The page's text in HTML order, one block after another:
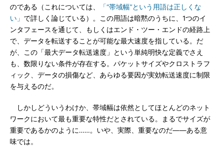
のである（これについては、
「“帯域幅”という用語は正しくな
い」 で詳しく論じている）。この用語は暗黙のうちに、1つのイ
ンタフェースを通じて、もしくはエンド・ツー・エンドの経路上
で、データを転送することが可能な最大速度を指している。だ
が、この「最大データ転送速度」という単純明快な定義でさえ
も、数限りない条件が存在する。パケットサイズやクロストラフ
ィック、データの損傷など、あらゆる要因が実効転送速度に制限
を与えるのだ。
しかしどういうわけか、帯域幅は依然としてほとんどのネット
ワークにおいて最も重要な特性だとされている。まるでサイズが
重要であるかのように……。いや、実際、重要なのだ――ある意
味では。